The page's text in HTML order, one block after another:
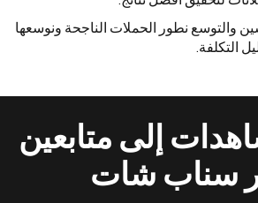
والتوسع نطور الحملات الناجحة ونوسعها
التكلفة.
إلى متابعين
سناب شات